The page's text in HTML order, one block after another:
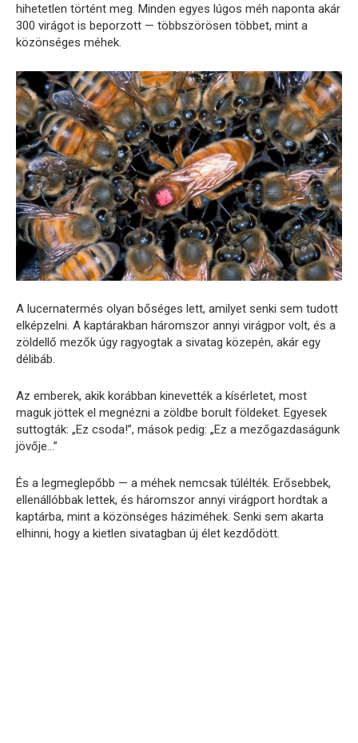
hihetetlen történt meg. Minden egyes lúgos méh naponta akár
300 virágot is beporzott — többszörösen többet, mint a
közönséges méhek.
A lucernatermés olyan bőséges lett, amilyet senki sem tudott
elképzelni. A kaptárakban háromszor annyi virágpor volt, és a
zöldellő mezők úgy ragyogtak a sivatag közepén, akár egy
délibáb.
Az emberek, akik korábban kinevették a kísérletet, most
maguk jöttek el megnézni a zöldbe borult földeket. Egyesek
suttogták: „Ez csoda!”, mások pedig: „Ez a mezőgazdaságunk
jövője…”
És a legmeglepőbb — a méhek nemcsak túlélték. Erősebbek,
ellenállóbbak lettek, és háromszor annyi virágport hordtak a
kaptárba, mint a közönséges háziméhek. Senki sem akarta
elhinni, hogy a kietlen sivatagban új élet kezdődött.